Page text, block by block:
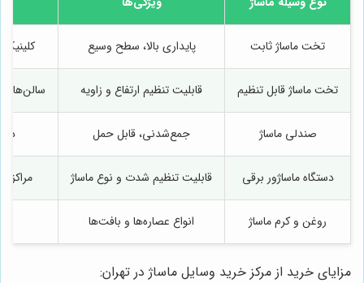
تخت ماساژ ثابت پایداری بالا، سطح وسیع
تخت ماساژ قابل تنظیم قابلیت تنظیم ارتفاع و زاویه سالن‌های
صندلی ماساژ جمع‌شدنی، قابل حمل
دستگاه ماساژور برقی قابلیت تنظیم شدت و نوع ماساژ مراکز
روغن و کرم ماساژ انواع عصاره‌ها و بافت‌ها
مزایای خرید از مرکز خرید وسایل ماساژ در تهران: